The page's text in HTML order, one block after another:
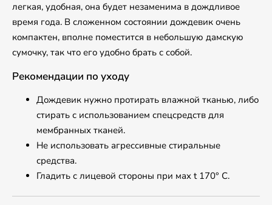
легкая, удобная, она будет незаменима в дождливое
время года. В сложенном состоянии дождевик очень
компактен, вполне поместится в небольшую дамскую
сумочку, так что его удобно брать с собой.
Рекомендации по уходу
Дождевик нужно протирать влажной тканью, либо
стирать с использованием спецсредств для
мембранных тканей.
Не использовать агрессивные стиральные
средства.
Гладить с лицевой стороны при маx t 170° С.